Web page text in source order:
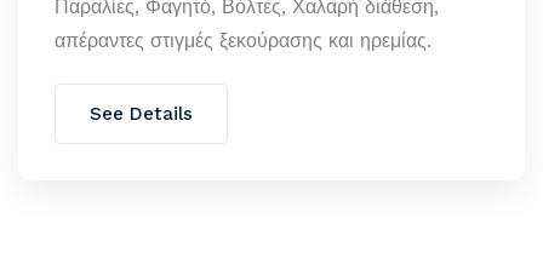
Παραλίες, Φαγητό, Βόλτες, Χαλαρή διάθεση,
απέραντες στιγμές ξεκούρασης και ηρεμίας.
See Details